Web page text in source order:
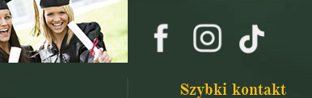
Szybki kontakt